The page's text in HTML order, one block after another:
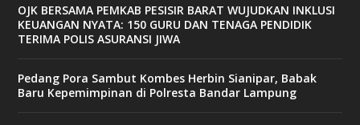
OJK BERSAMA PEMKAB PESISIR BARAT WUJUDKAN INKLUSI
KEUANGAN NYATA: 150 GURU DAN TENAGA PENDIDIK
TERIMA POLIS ASURANSI JIWA
Pedang Pora Sambut Kombes Herbin Sianipar, Babak
Baru Kepemimpinan di Polresta Bandar Lampung